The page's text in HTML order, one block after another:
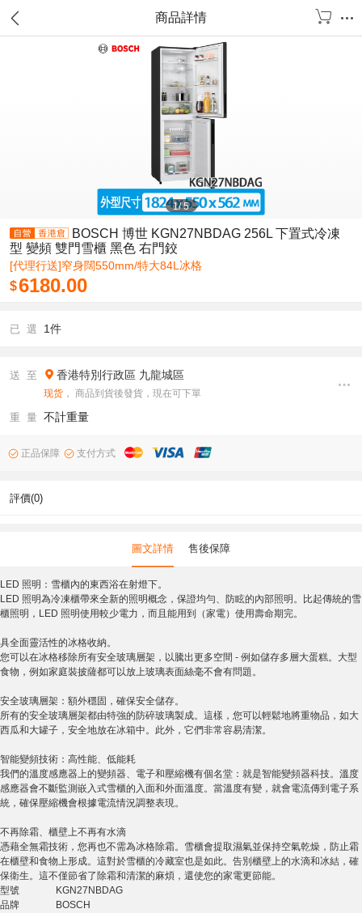
商品詳情
1/5
BOSCH 博世 KGN27NBDAG 256L 下置式冷凍
型 變頻 雙門雪櫃 黑色 右門鉸
[代理行送]窄身闊550mm/特大84L冰格
$6180.00
已 選 1件
送 至 香港特別行政區 九龍城區
现货 ， 商品到貨後發貨，現在可下單
重 量 不計重量
正品保障 支付方式
評價(0)
圖文詳情 售後保障
LED 照明：雪櫃內的東西浴在射燈下。
LED 照明為冷凍櫃帶來全新的照明概念，保證均勻、防眩的內部照明。比起傳統的雪
櫃照明，LED 照明使用較少電力，而且能用到（家電）使用壽命期完。
具全面靈活性的冰格收納。
您可以在冰格移除所有安全玻璃層架，以騰出更多空間 - 例如儲存多層大蛋糕。大型
食物，例如家庭裝披薩都可以放上玻璃表面絲毫不會有問題。
安全玻璃層架：額外穩固，確保安全儲存。
所有的安全玻璃層架都由特強的防碎玻璃製成。這樣，您可以輕鬆地將重物品，如大
西瓜和大罐子，安全地放在冰箱中。此外，它們非常容易清潔。
智能變頻技術：高性能、低能耗
我們的溫度感應器上的變頻器、電子和壓縮機有個名堂：就是智能變頻器科技。溫度
感應器會不斷監測嵌入式雪櫃的入面和外面溫度。當溫度有變，就會電流傳到電子系
統，確保壓縮機會根據電流情況調整表現。
不再除霜、櫃壁上不再有水滴
憑藉全無霜技術，您再也不需為冰格除霜。雪櫃會提取濕氣並保持空氣乾燥，防止霜
在櫃壁和食物上形成。這對於雪櫃的冷藏室也是如此。告別櫃壁上的水滴和冰結，確
保衛生。這不僅節省了除霜和清潔的麻煩，還使您的家電更節能。
型號
KGN27NBDAG
品牌
BOSCH